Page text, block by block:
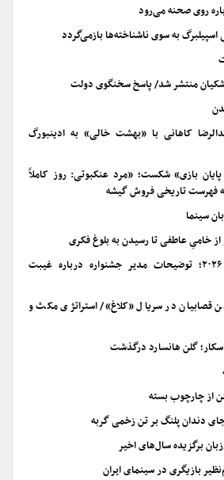
روی صحنه می‌رود
به سوی ناشناخته‌ها بازمی‌گردد
منتشر شد/ پاسخ سخنگوی دولت
کاهانی با «بهشت خالی» به ادینبورگ
پایان بازی» شکست؛ «مرد عنکبوتی: روز کاملاً
فهرست تاریخی فروش گیشه
سینما
خامیِ عاطفی تا رسیدن به بلوغ فکری
فستیوال فیلم ونیز ۲۰۲۶؛ توضیحات مدیر جشنواره درباره غیبت
قصابیان در سریال «کلاغ»/ استراتژی مکث و
گلن هانسارد درگذشت
از چارچوب بسته
دندان پلنگ بر تن زخمی گربه
بازیگری در سینمای ایران